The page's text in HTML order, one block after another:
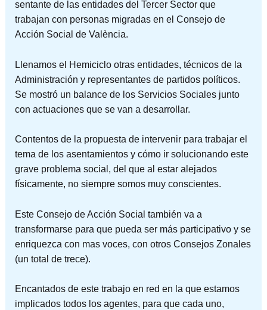
sentante de las entidades del Tercer Sector que
trabajan con personas migradas en el Consejo de
Acción Social de València.
Llenamos el Hemiciclo otras entidades, técnicos de la
Administración y representantes de partidos políticos.
Se mostró un balance de los Servicios Sociales junto
con actuaciones que se van a desarrollar.
Contentos de la propuesta de intervenir para trabajar el
tema de los asentamientos y cómo ir solucionando este
grave problema social, del que al estar alejados
físicamente, no siempre somos muy conscientes.
Este Consejo de Acción Social también va a
transformarse para que pueda ser más participativo y se
enriquezca con mas voces, con otros Consejos Zonales
(un total de trece).
Encantados de este trabajo en red en la que estamos
implicados todos los agentes, para que cada uno,